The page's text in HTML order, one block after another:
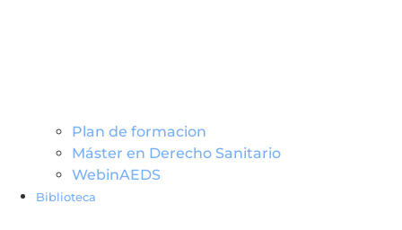
Plan de formacion
Máster en Derecho Sanitario
WebinAEDS
Biblioteca